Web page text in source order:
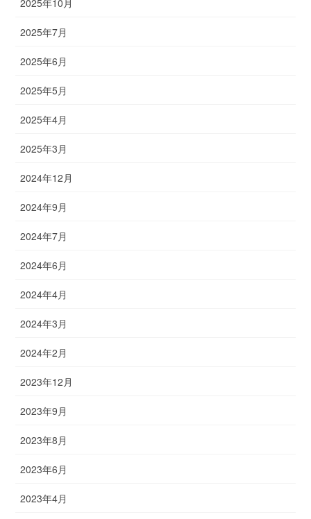
2025年7月
2025年6月
2025年5月
2025年4月
2025年3月
2024年12月
2024年9月
2024年7月
2024年6月
2024年4月
2024年3月
2024年2月
2023年12月
2023年9月
2023年8月
2023年6月
2023年4月